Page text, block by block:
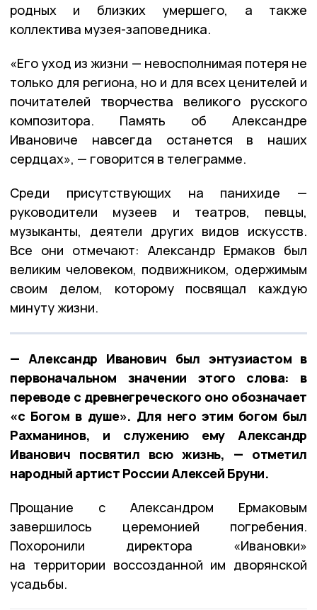
родных и близких умершего, а также
коллектива музея-заповедника.
«Его уход из жизни — невосполнимая потеря не
только для региона, но и для всех ценителей и
почитателей творчества великого русского
композитора. Память об Александре
Ивановиче навсегда останется в наших
сердцах», — говорится в телеграмме.
Среди присутствующих на панихиде —
руководители музеев и театров, певцы,
музыканты, деятели других видов искусств.
Все они отмечают: Александр Ермаков был
великим человеком, подвижником, одержимым
своим делом, которому посвящал каждую
минуту жизни.
— Александр Иванович был энтузиастом в
первоначальном значении этого слова: в
переводе с древнегреческого оно обозначает
«с Богом в душе». Для него этим богом был
Рахманинов, и служению ему Александр
Иванович посвятил всю жизнь, — отметил
народный артист России Алексей Бруни.
Прощание с Александром Ермаковым
завершилось церемонией погребения.
Похоронили директора «Ивановки»
на территории воссозданной им дворянской
усадьбы.